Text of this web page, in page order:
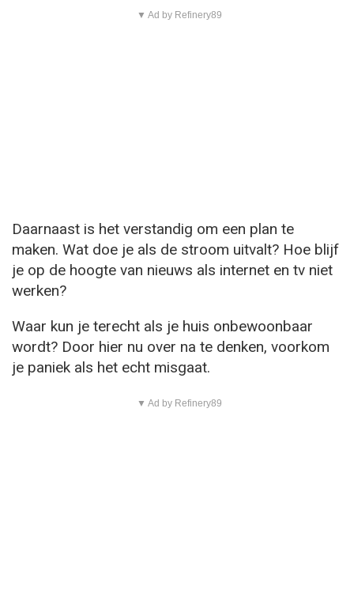
▼ Ad by Refinery89
Daarnaast is het verstandig om een plan te
maken. Wat doe je als de stroom uitvalt? Hoe blijf
je op de hoogte van nieuws als internet en tv niet
werken?
Waar kun je terecht als je huis onbewoonbaar
wordt? Door hier nu over na te denken, voorkom
je paniek als het echt misgaat.
▼ Ad by Refinery89